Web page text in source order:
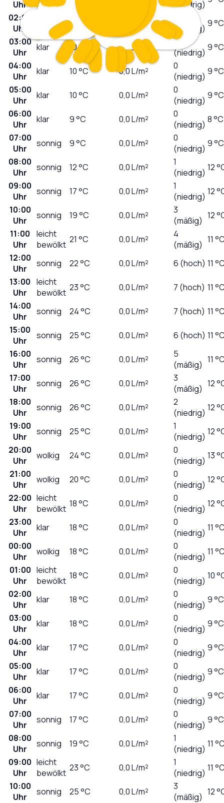
Uhr (niedrig)
02:00
Uhr
11 °C L/m²
(niedrig) 9 °C
03:00
Uhr
klar 10°C 0,0L/m²
0
(niedrig) 9 °C
04:00
Uhr
klar 10°C 0,0L/m²
0
(niedrig) 9 °C
05:00
Uhr
klar 10°C 0,0L/m²
0
(niedrig) 9 °C
06:00
Uhr
klar 9°C 0,0L/m²
0
(niedrig) 8 °C
07:00
Uhr
sonnig 9°C 0,0L/m²
0
(niedrig) 9 °C
08:00
Uhr
sonnig 12°C 0,0L/m²
1
(niedrig) 12
09:00
Uhr
sonnig 17°C 0,0L/m²
1
(niedrig) 12
10:00
Uhr
sonnig 19°C 0,0L/m²
3
(mäßig) 12
11:00
Uhr
leicht
bewölkt 21 °C 0,0L/m²
4
(mäßig) 11
12:00
Uhr
sonnig 22°C 0,0L/m² 6 (hoch) 11
13:00
Uhr
leicht
bewölkt 23°C 0,0L/m² 7 (hoch) 11
14:00
Uhr
sonnig 24°C 0,0L/m² 7 (hoch) 11
15:00
Uhr
sonnig 25°C 0,0L/m² 6 (hoch) 11
16:00
Uhr
sonnig 26°C 0,0L/m²
5
(mäßig) 11
17:00
Uhr
sonnig 26°C 0,0L/m²
3
(mäßig) 12
18:00
Uhr
sonnig 26°C 0,0L/m²
2
(niedrig) 12
19:00
Uhr
sonnig 25°C 0,0L/m²
1
(niedrig) 12
20:00
Uhr
wolkig 24°C 0,0L/m²
0
(niedrig) 13
21:00
Uhr
wolkig 20°C 0,0L/m²
0
(niedrig) 12
22:00
Uhr
leicht
bewölkt 18°C 0,0L/m²
0
(niedrig) 12
23:00
Uhr
klar 18°C 0,0L/m²
0
(niedrig) 11
00:00
Uhr
wolkig 18°C 0,0L/m²
0
(niedrig) 11
01:00
Uhr
leicht
bewölkt 18°C 0,0L/m²
0
(niedrig) 10
02:00
Uhr
klar 18°C 0,0L/m²
0
(niedrig) 9 °C
03:00
Uhr
klar 18°C 0,0L/m²
0
(niedrig) 9 °C
04:00
Uhr
klar 17°C 0,0L/m²
0
(niedrig) 9 °C
05:00
Uhr
klar 17°C 0,0L/m²
0
(niedrig) 9 °C
06:00
Uhr
klar 17°C 0,0L/m²
0
(niedrig) 9 °C
07:00
Uhr
sonnig 17°C 0,0L/m²
0
(niedrig) 9 °C
08:00
Uhr
sonnig 19°C 0,0L/m²
1
(niedrig) 11
09:00
Uhr
leicht
bewölkt 23°C 0,0L/m²
1
(niedrig) 11
10:00
Uhr
sonnig 25°C 0,0L/m²
3
(mäßig) 12